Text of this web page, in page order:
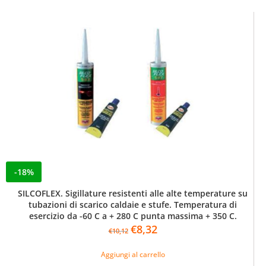
-18%
SILCOFLEX. Sigillature resistenti alle alte temperature su
tubazioni di scarico caldaie e stufe. Temperatura di
esercizio da -60 C a + 280 C punta massima + 350 C.
€10,12 Il
originale
€8,32Il
attuale
Aggiungi al carrello